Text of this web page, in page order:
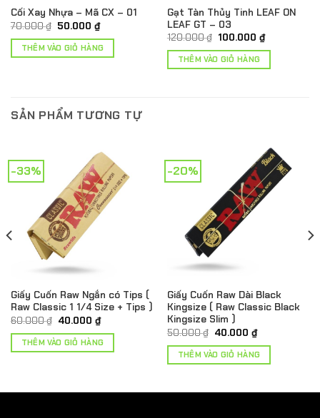
Cối Xay Nhựa – Mã CX – 01
70.000₫ Giá
là:
70.000 ₫.
50.000 ₫Giá
hiện
tại
là:
THÊM VÀO GIỎ HÀNG
Gạt Tàn Thủy Tinh LEAF ON
LEAF GT – 03
120.000₫ Giá
là:
120.000 ₫.
100.000 ₫Giá
hiện
tại
THÊM VÀO GIỎ HÀNG
SẢN PHẨM TƯƠNG TỰ
-33%
Giấy Cuốn Raw Ngắn có Tips (
Raw Classic 1 1/4 Size + Tips )
60.000₫ Giá
là:
60.000 ₫.
40.000 ₫Giá
hiện
tại
là:
THÊM VÀO GIỎ HÀNG
-20%
Giấy Cuốn Raw Dài Black
Kingsize ( Raw Classic Black
Kingsize Slim )
50.000₫ Giá
là:
50.000 ₫.
40.000 ₫Giá
hiện
tại
là:
THÊM VÀO GIỎ HÀNG